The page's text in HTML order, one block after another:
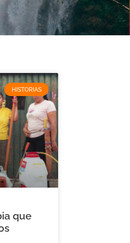
HISTORIAS
que